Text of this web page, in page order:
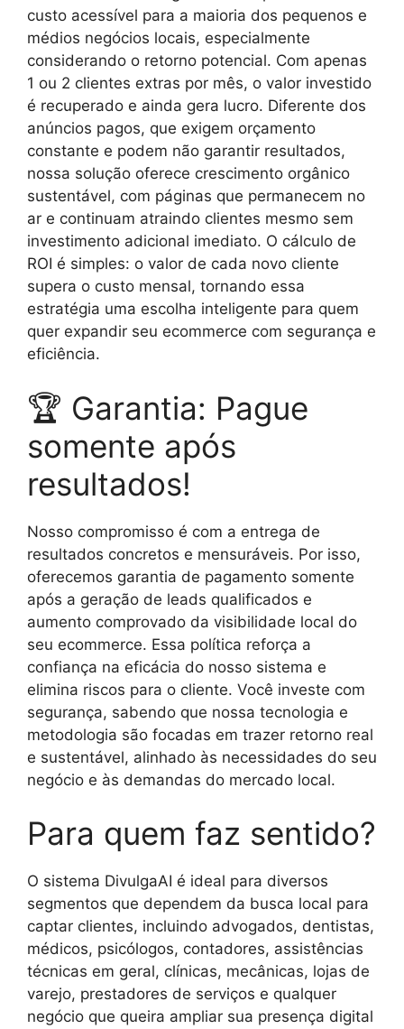
custo acessível para a maioria dos pequenos e
médios negócios locais, especialmente
considerando o retorno potencial. Com apenas
1 ou 2 clientes extras por mês, o valor investido
é recuperado e ainda gera lucro. Diferente dos
anúncios pagos, que exigem orçamento
constante e podem não garantir resultados,
nossa solução oferece crescimento orgânico
sustentável, com páginas que permanecem no
ar e continuam atraindo clientes mesmo sem
investimento adicional imediato. O cálculo de
ROI é simples: o valor de cada novo cliente
supera o custo mensal, tornando essa
estratégia uma escolha inteligente para quem
quer expandir seu ecommerce com segurança e
eficiência.
🏆 Garantia: Pague
somente após
resultados!
Nosso compromisso é com a entrega de
resultados concretos e mensuráveis. Por isso,
oferecemos garantia de pagamento somente
após a geração de leads qualificados e
aumento comprovado da visibilidade local do
seu ecommerce. Essa política reforça a
confiança na eficácia do nosso sistema e
elimina riscos para o cliente. Você investe com
segurança, sabendo que nossa tecnologia e
metodologia são focadas em trazer retorno real
e sustentável, alinhado às necessidades do seu
negócio e às demandas do mercado local.
Para quem faz sentido?
O sistema DivulgaAI é ideal para diversos
segmentos que dependem da busca local para
captar clientes, incluindo advogados, dentistas,
médicos, psicólogos, contadores, assistências
técnicas em geral, clínicas, mecânicas, lojas de
varejo, prestadores de serviços e qualquer
negócio que queira ampliar sua presença digital